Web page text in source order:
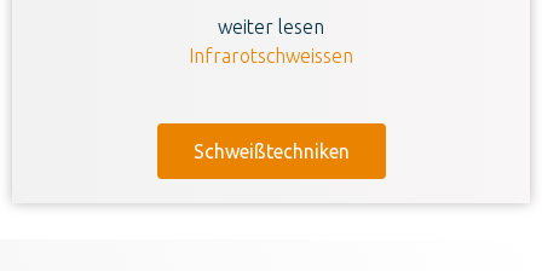
weiter lesen
Infrarotschweissen
Schweißtechniken